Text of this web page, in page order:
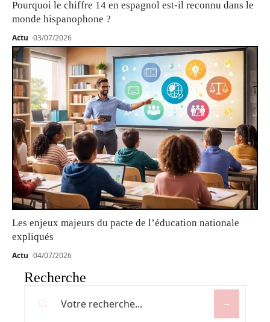
Pourquoi le chiffre 14 en espagnol est-il reconnu dans le
monde hispanophone ?
Actu 03/07/2026
Les enjeux majeurs du pacte de l’éducation nationale
expliqués
Actu 04/07/2026
Recherche